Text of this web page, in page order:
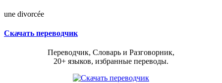
une divorcée
Скачать переводчик
Переводчик, Словарь и Разговорник,
20+ языков, избранные переводы.